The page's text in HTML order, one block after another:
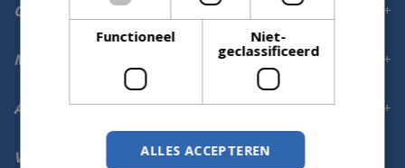
Volg ons
Openingstijden
Meer informatie
Aanmelden voor digitale nieuwsbrief
Functioneel
Niet-
geclassificeerd
ALLES ACCEPTEREN